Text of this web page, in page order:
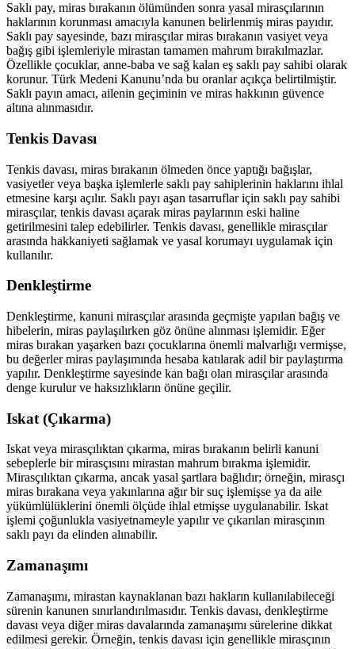
Saklı pay, miras bırakanın ölümünden sonra yasal mirasçılarının
haklarının korunması amacıyla kanunen belirlenmiş miras payıdır.
Saklı pay sayesinde, bazı mirasçılar miras bırakanın vasiyet veya
bağış gibi işlemleriyle mirastan tamamen mahrum bırakılmazlar.
Özellikle çocuklar, anne-baba ve sağ kalan eş saklı pay sahibi olarak
korunur. Türk Medeni Kanunu’nda bu oranlar açıkça belirtilmiştir.
Saklı payın amacı, ailenin geçiminin ve miras hakkının güvence
altına alınmasıdır.
Tenkis Davası
Tenkis davası, miras bırakanın ölmeden önce yaptığı bağışlar,
vasiyetler veya başka işlemlerle saklı pay sahiplerinin haklarını ihlal
etmesine karşı açılır. Saklı payı aşan tasarruflar için saklı pay sahibi
mirasçılar, tenkis davası açarak miras paylarının eski haline
getirilmesini talep edebilirler. Tenkis davası, genellikle mirasçılar
arasında hakkaniyeti sağlamak ve yasal korumayı uygulamak için
kullanılır.
Denkleştirme
Denkleştirme, kanuni mirasçılar arasında geçmişte yapılan bağış ve
hibelerin, miras paylaşılırken göz önüne alınması işlemidir. Eğer
miras bırakan yaşarken bazı çocuklarına önemli malvarlığı vermişse,
bu değerler miras paylaşımında hesaba katılarak adil bir paylaştırma
yapılır. Denkleştirme sayesinde kan bağı olan mirasçılar arasında
denge kurulur ve haksızlıkların önüne geçilir.
Iskat (Çıkarma)
Iskat veya mirasçılıktan çıkarma, miras bırakanın belirli kanuni
sebeplerle bir mirasçısını mirastan mahrum bırakma işlemidir.
Mirasçılıktan çıkarma, ancak yasal şartlara bağlıdır; örneğin, mirasçı
miras bırakana veya yakınlarına ağır bir suç işlemişse ya da aile
yükümlülüklerini önemli ölçüde ihlal etmişse uygulanabilir. Iskat
işlemi çoğunlukla vasiyetnameyle yapılır ve çıkarılan mirasçının
saklı payı da elinden alınabilir.
Zamanaşımı
Zamanaşımı, mirastan kaynaklanan bazı hakların kullanılabileceği
sürenin kanunen sınırlandırılmasıdır. Tenkis davası, denkleştirme
davası veya diğer miras davalarında zamanaşımı sürelerine dikkat
edilmesi gerekir. Örneğin, tenkis davası için genellikle mirasçının